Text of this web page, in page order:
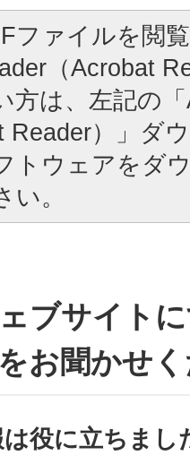
ファイルを閲
（Acrobat
方は、左記の
Reader）」ダ
トウェアをダ
い。
ブサイト
お聞かせ
役に立ちまし